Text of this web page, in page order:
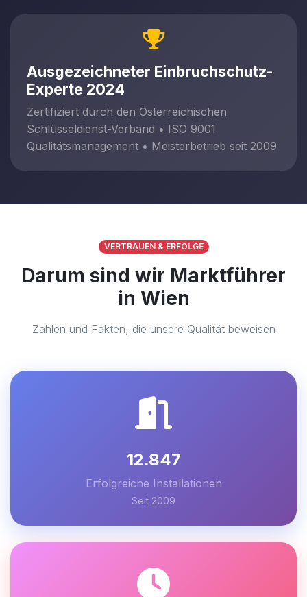
Ausgezeichneter Einbruchschutz-
Experte 2024
Zertifiziert durch den Österreichischen
Schlüsseldienst-Verband • ISO 9001
Qualitätsmanagement • Meisterbetrieb seit 2009
VERTRAUEN & ERFOLGE
Darum sind wir Marktführer
in Wien
Zahlen und Fakten, die unsere Qualität beweisen
12.847
Erfolgreiche Installationen
Seit 2009